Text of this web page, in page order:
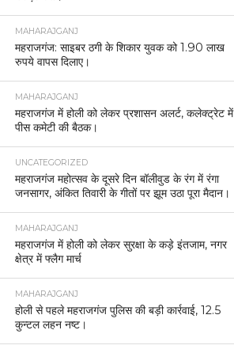
MAHARAJGANJ
महराजगंज: साइबर ठगी के शिकार युवक को 1.90 लाख
रुपये वापस दिलाए।
MAHARAJGANJ
महराजगंज में होली को लेकर प्रशासन अलर्ट, कलेक्ट्रेट में
पीस कमेटी की बैठक।
UNCATEGORIZED
महराजगंज महोत्सव के दूसरे दिन बॉलीवुड के रंग में रंगा
जनसागर, अंकित तिवारी के गीतों पर झूम उठा पूरा मैदान।
MAHARAJGANJ
महराजगंज में होली को लेकर सुरक्षा के कड़े इंतजाम, नगर
क्षेत्र में फ्लैग मार्च
MAHARAJGANJ
होली से पहले महराजगंज पुलिस की बड़ी कार्रवाई, 12.5
कुन्टल लहन नष्ट।